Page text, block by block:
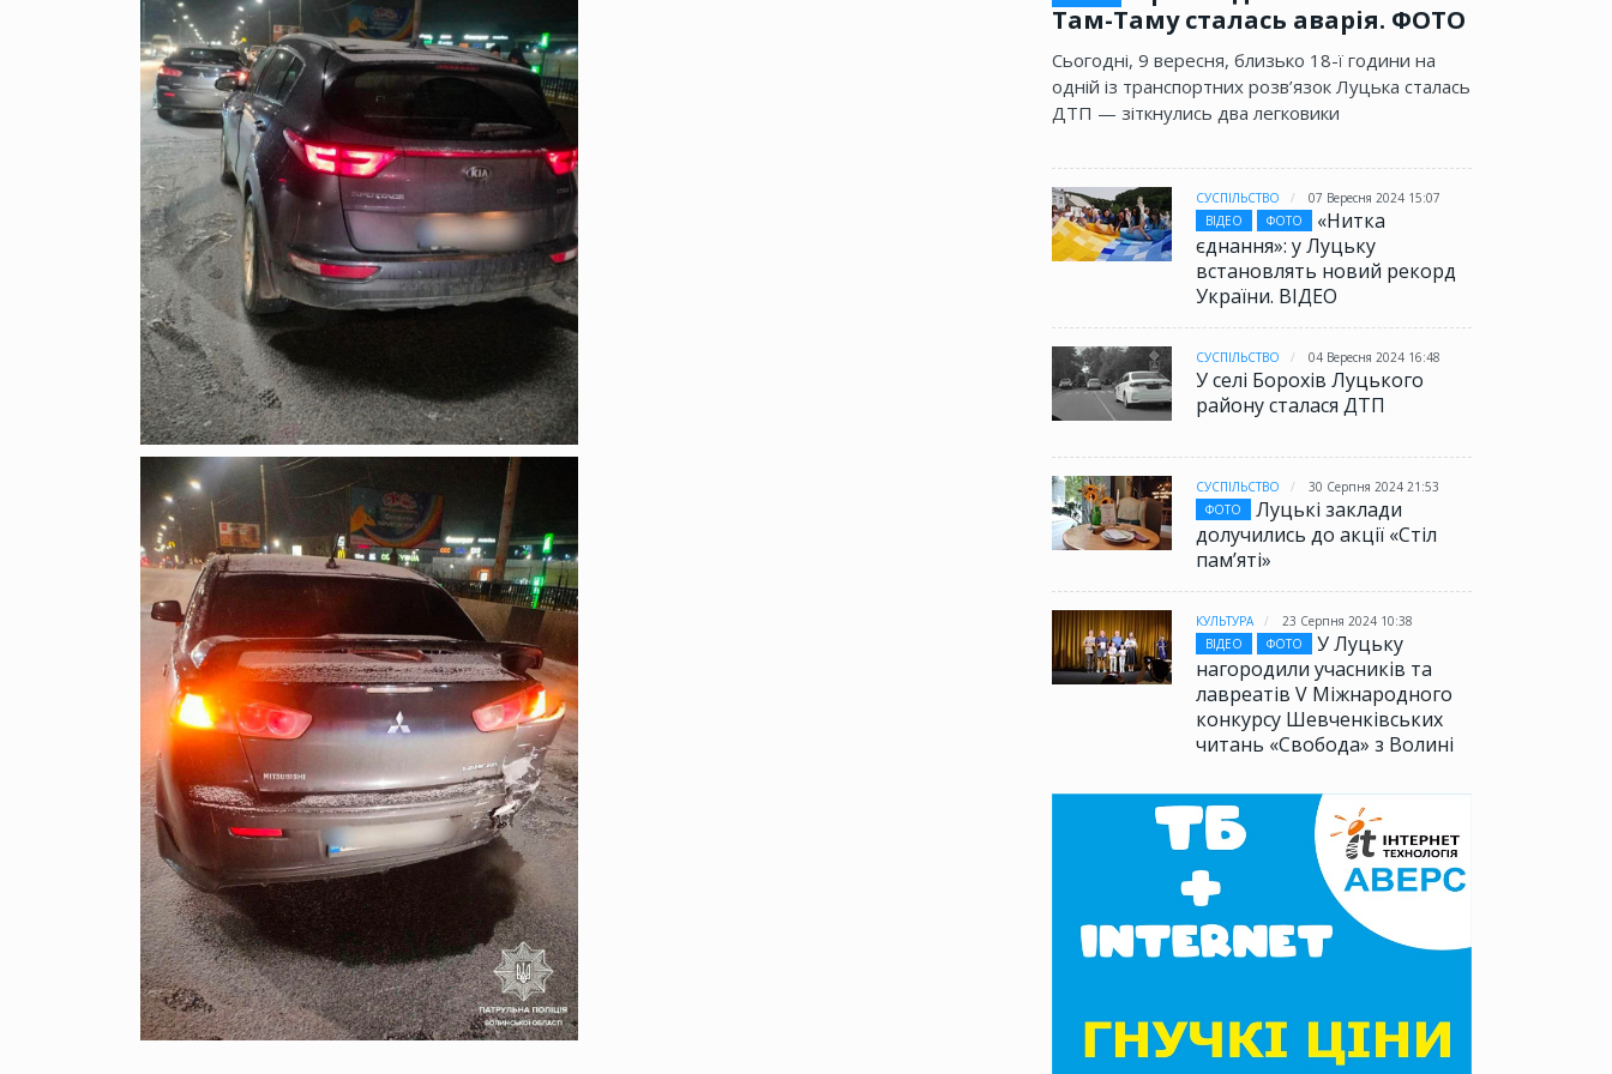
Там-Таму сталась аварія. ФОТО
Сьогодні, 9 вересня, близько 18-ї години на
одній із транспортних розв’язок Луцька сталась
ДТП — зіткнулись два легковики
СУСПІЛЬСТВО
07 Вересня 2024 15:07
ВІДЕО
ФОТО
«Нитка
єднання»: у Луцьку
встановлять новий рекорд
України. ВІДЕО
СУСПІЛЬСТВО 04 Вересня 2024 16:48
У селі Борохів Луцького
району сталася ДТП
СУСПІЛЬСТВО
30 Серпня 2024 21:53
ФОТО
Луцькі заклади
долучились до акції «Стіл
памʼяті»
КУЛЬТУРА
23 Серпня 2024 10:38
ВІДЕО
ФОТО
У Луцьку
нагородили учасників та
лавреатів V Міжнародного
конкурсу Шевченківських
читань «Свобода» з Волині